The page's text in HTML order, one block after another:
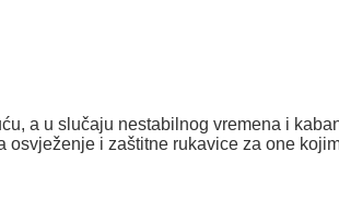
a u slučaju nestabilnog vremena i
i zaštitne rukavice za one